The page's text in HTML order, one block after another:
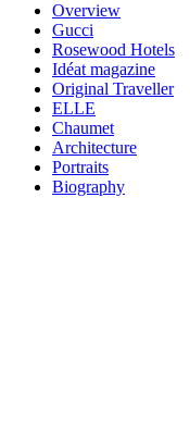
Overview
Gucci
Rosewood Hotels
Idéat magazine
Original Traveller
ELLE
Chaumet
Architecture
Portraits
Biography